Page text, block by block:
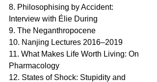
8. Philosophising by Accident:
Interview with Élie During
9. The Neganthropocene
10. Nanjing Lectures 2016–2019
11. What Makes Life Worth Living: On
Pharmacology
12. States of Shock: Stupidity and